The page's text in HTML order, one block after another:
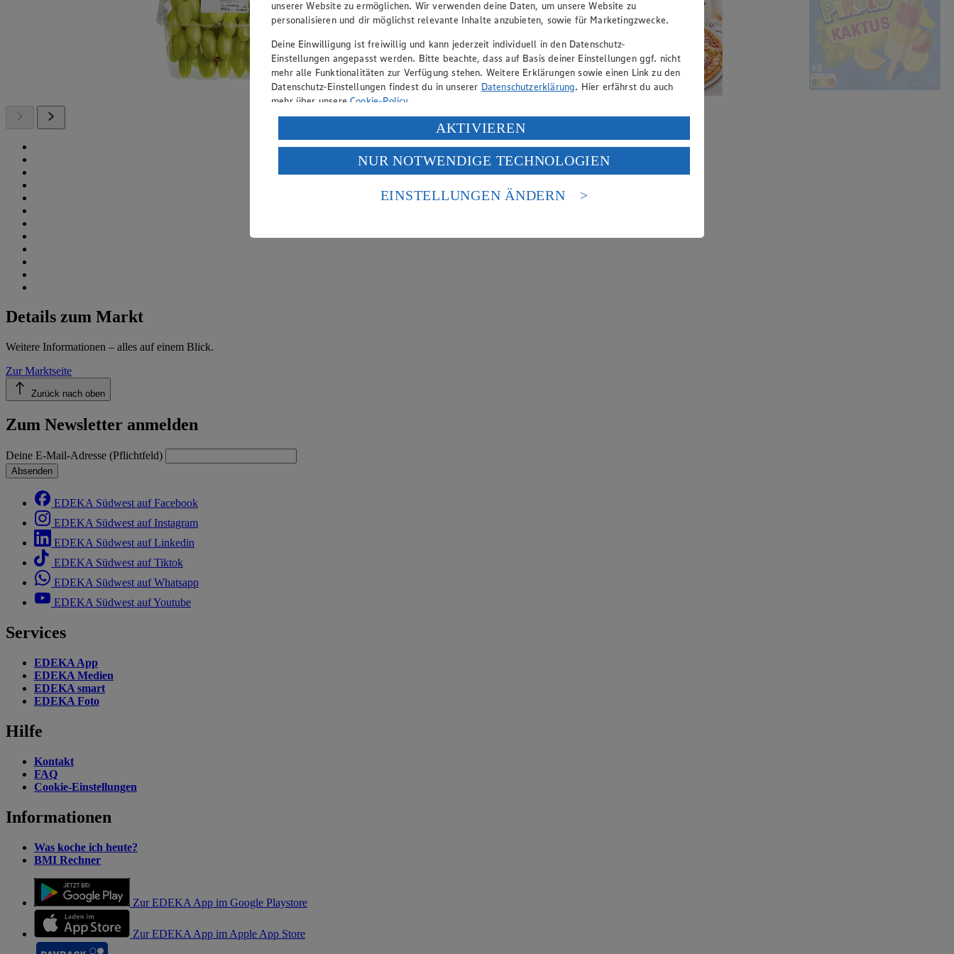
Details zum Markt
Weitere Informationen – alles auf einem Blick.
Zur Marktseite
Zurück nach oben
Zum Newsletter anmelden
Deine E-Mail-Adresse (Pflichtfeld)
Absenden
EDEKA Südwest auf Facebook
EDEKA Südwest auf Instagram
EDEKA Südwest auf Linkedin
EDEKA Südwest auf Tiktok
EDEKA Südwest auf Whatsapp
EDEKA Südwest auf Youtube
Services
EDEKA App
EDEKA Medien
EDEKA smart
EDEKA Foto
Hilfe
Kontakt
FAQ
Cookie-Einstellungen
Informationen
Was koche ich heute?
BMI Rechner
Zur EDEKA App im Google Playstore
Zur EDEKA App im Apple App Store
unserer Website zu ermöglichen. Wir verwenden deine Daten, um unsere Website zu
personalisieren und dir möglichst relevante Inhalte anzubieten, sowie für Marketingzwecke.
Deine Einwilligung ist freiwillig und kann jederzeit individuell in den Datenschutz-
Einstellungen angepasst werden. Bitte beachte, dass auf Basis deiner Einstellungen ggf. nicht
mehr alle Funktionalitäten zur Verfügung stehen. Weitere Erklärungen sowie einen Link zu den
Datenschutz-Einstellungen findest du in unserer Datenschutzerklärung. Hier erfährst du auch
mehr über unsereCookie-Policy.
Verarbeitung deiner personenbezogenen Daten in den USA durch Facebook und YouTube:
Wenn du auf „Aktivieren“ klickst, willigst du im Sinne des Art. 49 Abs. 1 Satz 1 lit. a) DSGVO
ein, dass deine Daten in den USA verarbeitet werden. Der EuGH sieht die USA als Land mit
einem nach europäischen Standards nicht angemessenen Datenschutzniveau an. Es besteht das
Risiko eines Zugriffs durch US-amerikanische Behörden.
AKTIVIEREN
NUR NOTWENDIGE TECHNOLOGIEN
EINSTELLUNGEN ÄNDERN